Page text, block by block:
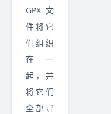
GPX 文
件将它
们组织
在一
起，并
将它们
全部导